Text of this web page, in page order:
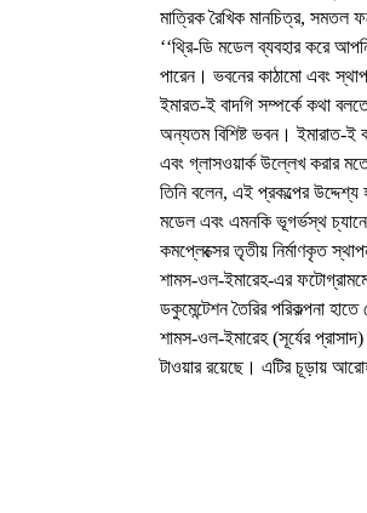
মাত্রিক রৈখিক মানচিত্র, সমতল
‘‘থ্রি-ডি মডেল ব্যবহার করে
পারেন। ভবনের কাঠামো এবং
ইমারত-ই বাদগি সম্পর্কে কথা
অন্যতম বিশিষ্ট ভবন। ইমারাত-ই
এবং গ্লাসওয়ার্ক উল্লেখ করার
তিনি বলেন, এই প্রকল্পের
মডেল এবং এমনকি ভূগর্ভস্থ
কমপ্লেক্সের তৃতীয় নির্মাণকৃত
শামস-ওল-ইমারেহ-এর
ডকুমেন্টেশন তৈরির পরিকল্পনা
শামস-ওল-ইমারেহ (সূর্যের
টাওয়ার রয়েছে। এটির চূড়ায়